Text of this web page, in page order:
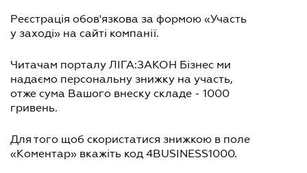
Реєстрація обов'язкова за формою «Участь
у заході» на сайті компанії.
Читачам порталу ЛІГА:ЗАКОН Бізнес ми
надаємо персональну знижку на участь,
отже сума Вашого внеску складе - 1000
гривень.
Для того щоб скористатися знижкою в поле
«Коментар» вкажіть код 4BUSINESS1000.